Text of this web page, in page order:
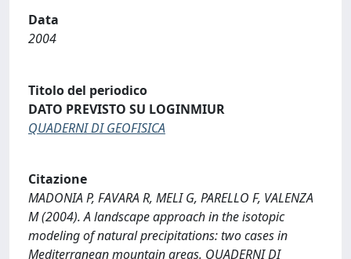
Data
2004
Titolo del periodico
DATO PREVISTO SU LOGINMIUR
QUADERNI DI GEOFISICA
Citazione
MADONIA P, FAVARA R, MELI G, PARELLO F, VALENZA
M (2004). A landscape approach in the isotopic
modeling of natural precipitations: two cases in
Mediterranean mountain areas. QUADERNI DI